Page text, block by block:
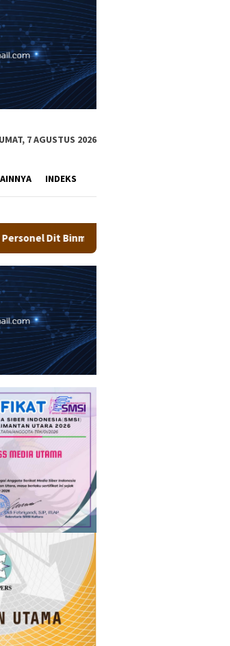
7 AGUSTUS 2026
INDEKS
Beras SPHP Kepada Masyarakat